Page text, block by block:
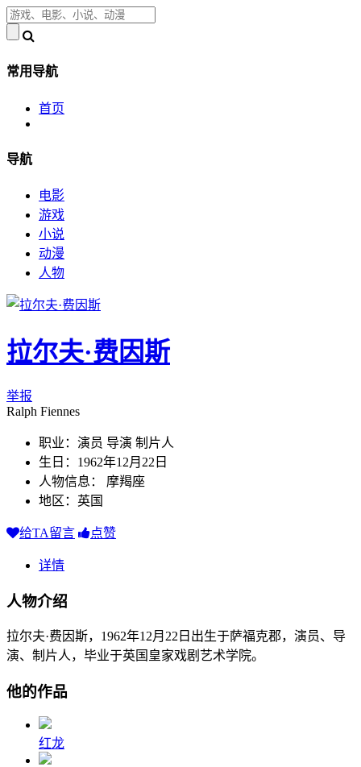
常用导航
首页
导航
电影
游戏
小说
动漫
人物
拉尔夫·费因斯
举报
Ralph Fiennes
职业：演员 导演 制片人
生日：1962年12月22日
人物信息： 摩羯座
地区：英国
给TA留言 点赞
详情
人物介绍
拉尔夫·费因斯，1962年12月22日出生于萨福克郡，演员、导
演、制片人，毕业于英国皇家戏剧艺术学院。
他的作品
红龙